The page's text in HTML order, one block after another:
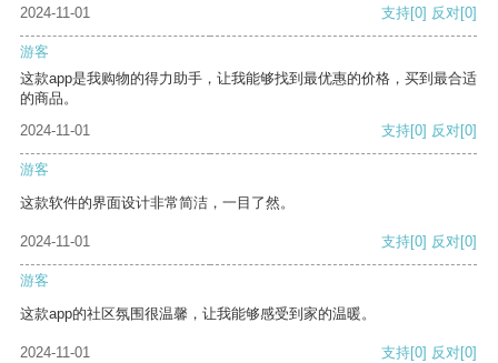
2024-11-01 支持[0] 反对[0]
游客
这款app是我购物的得力助手，让我能够找到最优惠的价格，买到最合适
的商品。
2024-11-01
支持[0] 反对[0]
游客
这款软件的界面设计非常简洁，一目了然。
2024-11-01 支持[0] 反对[0]
游客
这款app的社区氛围很温馨，让我能够感受到家的温暖。
2024-11-01 支持[0] 反对[0]